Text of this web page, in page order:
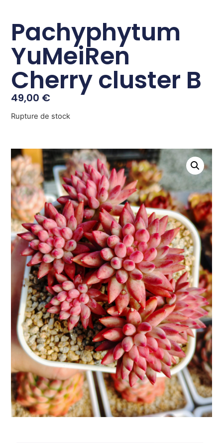
Pachyphytum
YuMeiRen
Cherry cluster B
49,00 €
Rupture de stock